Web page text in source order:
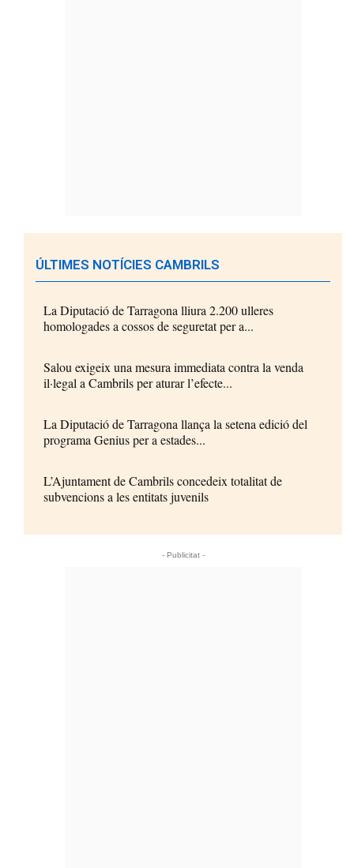
ÚLTIMES NOTÍCIES CAMBRILS
La Diputació de Tarragona lliura 2.200 ulleres
homologades a cossos de seguretat per a...
Salou exigeix una mesura immediata contra la venda
il·legal a Cambrils per aturar l’efecte...
La Diputació de Tarragona llança la setena edició del
programa Genius per a estades...
L’Ajuntament de Cambrils concedeix totalitat de
subvencions a les entitats juvenils
- Publicitat -